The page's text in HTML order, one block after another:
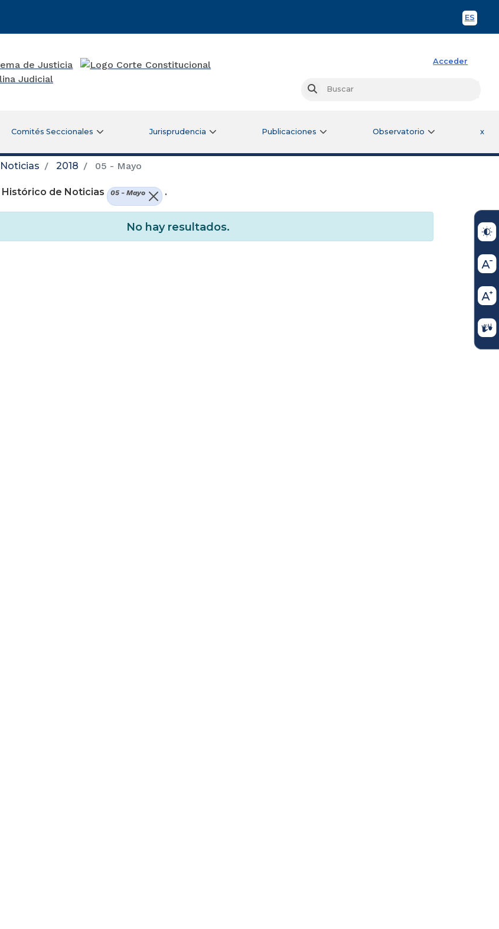
ES
Acceder
Buscar
Comités Seccionales Jurisprudencia Publicaciones Observatorio x
2018 05 - Mayo
de Noticias 05 - Mayo .
No hay resultados.